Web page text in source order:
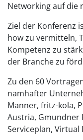
Networking auf die
Ziel der Konferenz
how zu vermitteln,
Kompetenz zu
der Branche zu
Zu den 60
namhafter
Manner, fritz-kola,
Austria, Gmundner
Serviceplan,